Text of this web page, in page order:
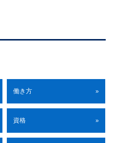
働き方 »
資格 »